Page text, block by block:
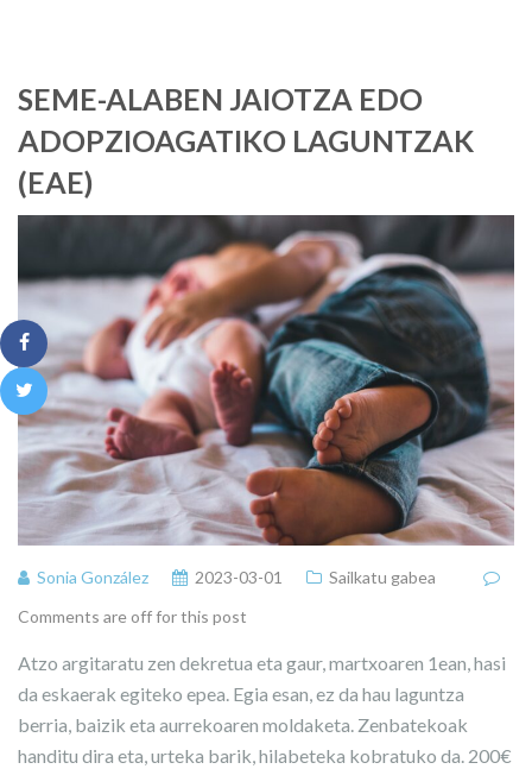
SEME-ALABEN JAIOTZA EDO
ADOPZIOAGATIKO LAGUNTZAK
(EAE)
Sonia González 2023-03-01
Sailkatu gabea
Comments are off for this post
Atzo argitaratu zen dekretua eta gaur, martxoaren 1ean, hasi
da eskaerak egiteko epea. Egia esan, ez da hau laguntza
berria, baizik eta aurrekoaren moldaketa. Zenbatekoak
handitu dira eta, urteka barik, hilabeteka kobratuko da. 200€